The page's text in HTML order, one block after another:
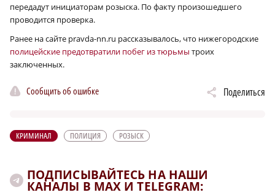
передадут инициаторам розыска. По факту произошедшего
проводится проверка.
Ранее на сайте pravda-nn.ru рассказывалось, что нижегородские
полицейские предотвратили побег из тюрьмы троих
заключенных.
Сообщить об ошибке Поделиться
КРИМИНАЛ ПОЛИЦИЯ РОЗЫСК
ПОДПИСЫВАЙТЕСЬ НА НАШИ
КАНАЛЫ В MAX И TELEGRAM: